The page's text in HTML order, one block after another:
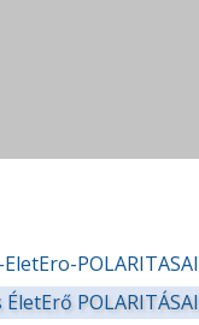
POLARITASAI
POLARITÁSAI